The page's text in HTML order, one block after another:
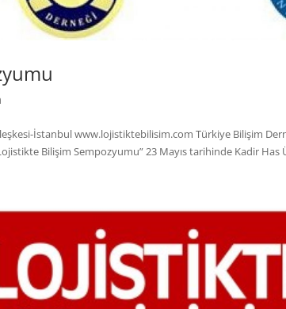
İstanbul www.lojistiktebilisim.com Türkiye Bilişim
Bilişim Sempozyumu” 23 Mayıs tarihinde Kadir Has